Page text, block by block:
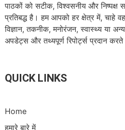
पाठकों को सटीक, विश्वसनीय और निष्पक्ष
प्रतिबद्ध है। हम आपको हर क्षेत्र में, चाहे
विज्ञान, तकनीक, मनोरंजन, स्वास्थ्य या
अपडेट्स और तथ्यपूर्ण रिपोर्ट्स प्रदान करते
QUICK LINKS
Home
हमारे बारे में